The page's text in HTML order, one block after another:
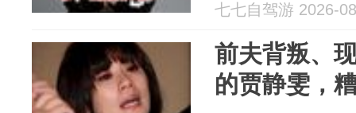
七七自驾游 2026-
前夫背叛、
的贾静雯，